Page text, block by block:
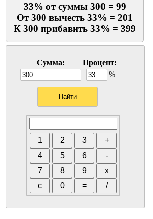
33% от суммы 300 = 99
От 300 вычесть 33% = 201
К 300 прибавить 33% = 399
Сумма:
Процент:
%